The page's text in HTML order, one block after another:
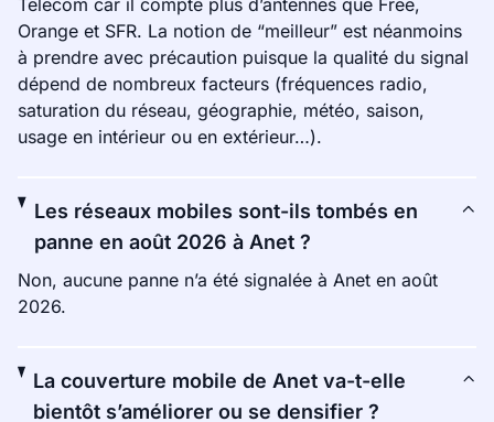
Telecom car il compte plus d’antennes que Free,
Orange et SFR. La notion de “meilleur” est néanmoins
à prendre avec précaution puisque la qualité du signal
dépend de nombreux facteurs (fréquences radio,
saturation du réseau, géographie, météo, saison,
usage en intérieur ou en extérieur…).
Les réseaux mobiles sont-ils tombés en
panne en août 2026 à Anet ?
Non, aucune panne n’a été signalée à Anet en août
2026.
La couverture mobile de Anet va-t-elle
bientôt s’améliorer ou se densifier ?